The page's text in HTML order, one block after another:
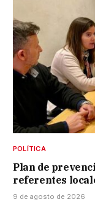
POLÍTICA
Plan de
referentes
9 de agosto de 2026